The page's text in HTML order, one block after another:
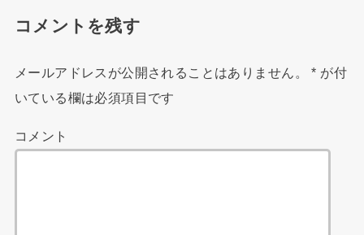
コメントを残す
メールアドレスが公開されることはありません。 * が付
いている欄は必須項目です
コメント